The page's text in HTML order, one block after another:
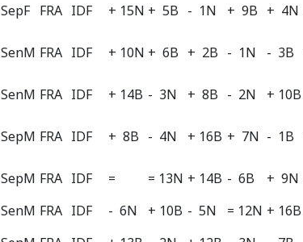
SepF FRA IDF + 15N + 5B - 1N + 9B + 4N
SenM FRA IDF + 10N + 6B + 2B - 1N - 3B
SenM FRA IDF + 14B - 3N + 8B - 2N + 10B
SepM FRA IDF + 8B - 4N + 16B + 7N - 1B
SepM FRA IDF = = 13N + 14B - 6B + 9N
SenM FRA IDF - 6N + 10B - 5N = 12N + 16B